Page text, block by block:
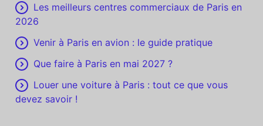
Les meilleurs centres commerciaux de Paris en
2026
Venir à Paris en avion : le guide pratique
Que faire à Paris en mai 2027 ?
Louer une voiture à Paris : tout ce que vous
devez savoir !